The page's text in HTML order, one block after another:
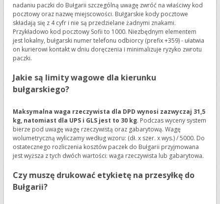
nadaniu paczki do Bułgarii szczególną uwagę zwróć na właściwy kod
pocztowy oraz nazwę miejscowości. Bułgarskie kody pocztowe
składają się z 4 cyfr i nie są przedzielane żadnymi znakami.
Przykładowo kod pocztowy Sofii to 1000. Niezbędnym elementem
jest lokalny, bułgarski numer telefonu odbiorcy (prefix +359) - ułatwia
on kurierowi kontakt w dniu doręczenia i minimalizuje ryzyko zwrotu
paczki.
Jakie są limity wagowe dla kierunku
bułgarskiego?
Maksymalna waga rzeczywista dla DPD wynosi zazwyczaj 31,5
kg, natomiast dla UPS i GLS jest to 30 kg. Podczas wyceny system
bierze pod uwagę wagę rzeczywistą oraz gabarytową. Wagę
wolumetryczną wyliczamy według wzoru: (dł. x szer. x wys.) / 5000. Do
ostatecznego rozliczenia kosztów paczek do Bułgarii przyjmowana
jest wyższa z tych dwóch wartości: waga rzeczywista lub gabarytowa.
Czy muszę drukować etykietę na przesyłkę do
Bułgarii?